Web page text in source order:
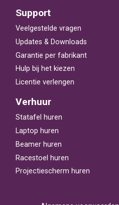
Support
Veelgestelde vragen
Updates & Downloads
Garantie per fabrikant
Hulp bij het kiezen
Licentie verlengen
Verhuur
Statafel huren
Laptop huren
Beamer huren
Racestoel huren
Projectiescherm huren